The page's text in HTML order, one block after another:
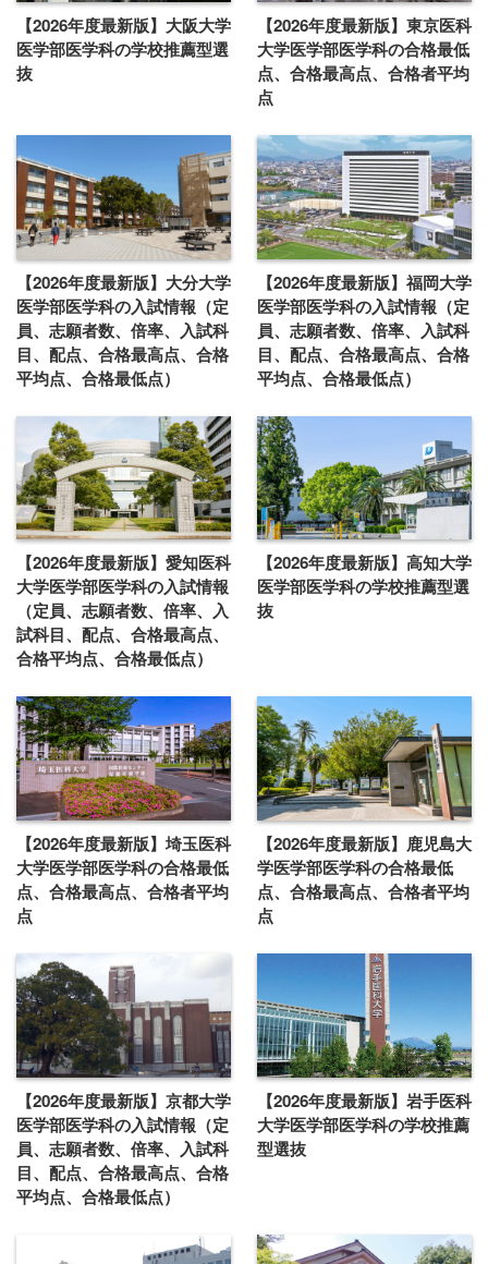
【2026年度最新版】大阪大学
医学部医学科の学校推薦型選
抜
【2026年度最新版】東京医科
大学医学部医学科の合格最低
点、合格最高点、合格者平均
点
【2026年度最新版】大分大学
医学部医学科の入試情報（定
員、志願者数、倍率、入試科
目、配点、合格最高点、合格
平均点、合格最低点）
【2026年度最新版】福岡大学
医学部医学科の入試情報（定
員、志願者数、倍率、入試科
目、配点、合格最高点、合格
平均点、合格最低点）
【2026年度最新版】愛知医科
大学医学部医学科の入試情報
（定員、志願者数、倍率、入
試科目、配点、合格最高点、
合格平均点、合格最低点）
【2026年度最新版】高知大学
医学部医学科の学校推薦型選
抜
【2026年度最新版】埼玉医科
大学医学部医学科の合格最低
点、合格最高点、合格者平均
点
【2026年度最新版】鹿児島大
学医学部医学科の合格最低
点、合格最高点、合格者平均
点
【2026年度最新版】京都大学
医学部医学科の入試情報（定
員、志願者数、倍率、入試科
目、配点、合格最高点、合格
平均点、合格最低点）
【2026年度最新版】岩手医科
大学医学部医学科の学校推薦
型選抜